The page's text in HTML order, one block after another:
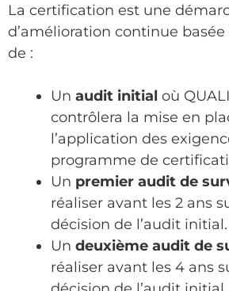
La certification est une
d’amélioration continue
de :
Un audit initial où
contrôlera la mise en
l’application des
programme de
Un premier audit de
réaliser avant les 2 ans
décision de l’audit initial.
Un deuxième audit de
réaliser avant les 4 ans